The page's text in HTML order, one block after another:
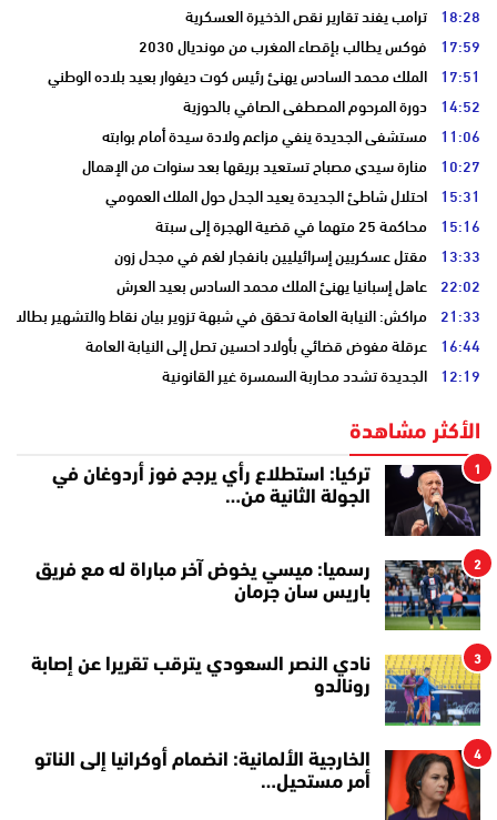
18:28 ترامب يفند تقارير نقص الذخيرة العسكرية
17:59 فوكس يطالب بإقصاء المغرب من مونديال 2030
17:51 الملك محمد السادس يهنئ رئيس كوت ديفوار بعيد بلاده الوطني
14:52 دورة المرحوم المصطفى الصافي بالحوزية
11:06 مستشفى الجديدة ينفي مزاعم ولادة سيدة أمام بوابته
10:27 منارة سيدي مصباح تستعيد بريقها بعد سنوات من الإهمال
15:31 احتلال شاطئ الجديدة يعيد الجدل حول الملك العمومي
15:16 محاكمة 25 متهما في قضية الهجرة إلى سبتة
13:33 مقتل عسكريين إسرائيليين بانفجار لغم في مجدل زون
22:02 عاهل إسبانيا يهنئ الملك محمد السادس بعيد العرش
21:33 مراكش: النيابة العامة تحقق في شبهة تزوير بيان نقاط والتشهير بطالب
16:44 عرقلة مفوض قضائي بأولاد احسين تصل إلى النيابة العامة
12:19 الجديدة تشدد محاربة السمسرة غير القانونية
الأكثر مشاهدة
1
تركيا: استطلاع رأي يرجح فوز أردوغان في
الجولة الثانية من…
2
رسميا: ميسي يخوض آخر مباراة له مع فريق
باريس سان جرمان
3
نادي النصر السعودي يترقب تقريرا عن إصابة
رونالدو
4
الخارجية الألمانية: انضمام أوكرانيا إلى الناتو
أمر مستحيل…